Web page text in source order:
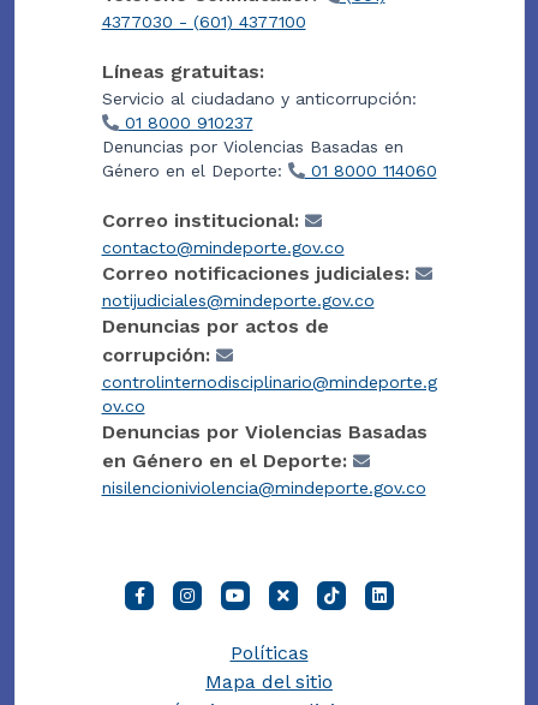
4377030 - (601) 4377100
Líneas gratuitas:
Servicio al ciudadano y anticorrupción:
01 8000 910237
Denuncias por Violencias Basadas en
Género en el Deporte:
01 8000 114060
Correo institucional:
contacto@mindeporte.gov.co
Correo notificaciones judiciales:
notijudiciales@mindeporte.gov.co
Denuncias por actos de
corrupción:
controlinternodisciplinario@mindeporte.g
ov.co
Denuncias por Violencias Basadas
en Género en el Deporte:
nisilencioniviolencia@mindeporte.gov.co
Políticas
Mapa del sitio